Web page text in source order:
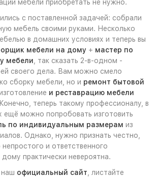
мебели приобретать не нужно.
с поставленной задачей: собрали
мебель своими руками. Несколько
в домашних условиях и теперь вы
мебели на дому + мастер по
мебели , так сказать 2-в-одном -
своего дела. Вам можно смело
сборку мебели, но и ремонт бытовой
и реставрацию мебели
теперь такому профессионалу, в
ещё можно попробовать изготовить
по индивидуальным размерам из
Однако, нужно признать честно,
и ответственного
практически невероятна.
официальный сайт , листайте